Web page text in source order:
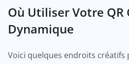
Où Utiliser Votre QR
Dynamique
Voici quelques endroits créatifs